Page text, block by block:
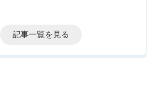
記事一覧を見る